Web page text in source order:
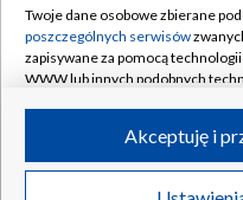
Rada Programowa
System NOS
Informacje o nadawcy
Program dla prasy
©2026 Telewizja
Twoje dane osobowe zbierane
poszczególnych serwisów
zapisywane za pomocą
WWW lub innych podobnych
ruchu w Internecie.
Twoje dane osobowe zbierane
Akceptuję i